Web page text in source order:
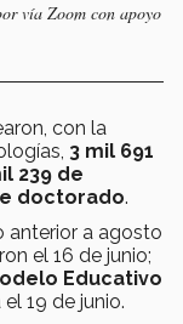
vía Zoom con apoyo
con la
3 mil 691
239 de
doctorado.
anterior a agosto
el 16 de junio;
Educativo
el 19 de junio.